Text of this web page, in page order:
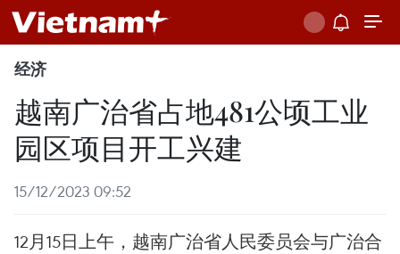
经济
越南广治省占地481公顷工业
园区项目开工兴建
15/12/2023 09:52
12月15日上午，越南广治省人民委员会与广治合